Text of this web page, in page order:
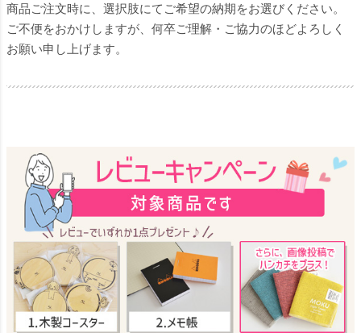
商品ご注文時に、選択肢にてご希望の納期をお選びください。
ご不便をおかけしますが、何卒ご理解・ご協力のほどよろしく
お願い申し上げます。